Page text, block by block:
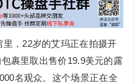
，22岁的艾玛正在拍摄开
裹里取出售价19.9美元的露
名观众。这个场景正在全